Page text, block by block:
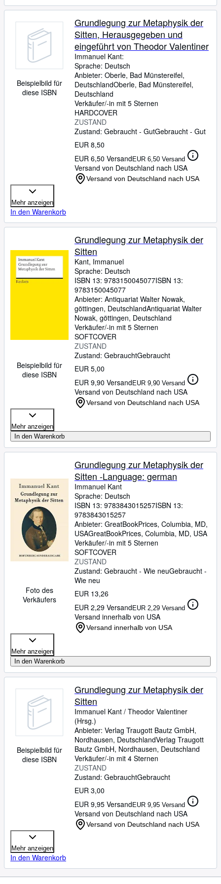
Beispielbild für
diese ISBN
Grundlegung zur Metaphysik der
Sitten, Herausgegeben und
eingeführt von Theodor Valentiner
Immanuel Kant:
Sprache: Deutsch
Anbieter: Oberle, Bad Münstereifel,
DeutschlandOberle, Bad Münstereifel,
Deutschland
Verkäufer/-in mit 5 Sternen
HARDCOVER
ZUSTAND
Zustand: Gebraucht - GutGebraucht - Gut
EUR 8,50
EUR 6,50 VersandEUR 6,50 Versand
Versand von Deutschland nach USA
Versand von Deutschland nach USA
Mehr anzeigen
In den Warenkorb
Beispielbild für
diese ISBN
Grundlegung zur Metaphysik der
Sitten
Kant, Immanuel
Sprache: Deutsch
ISBN 13: 9783150045077ISBN 13:
9783150045077
Anbieter: Antiquariat Walter Nowak,
göttingen, DeutschlandAntiquariat Walter
Nowak, göttingen, Deutschland
Verkäufer/-in mit 5 Sternen
SOFTCOVER
ZUSTAND
Zustand: GebrauchtGebraucht
EUR 5,00
EUR 9,90 VersandEUR 9,90 Versand
Versand von Deutschland nach USA
Versand von Deutschland nach USA
Mehr anzeigen
In den Warenkorb
Foto des
Verkäufers
Grundlegung zur Metaphysik der
Sitten -Language: german
Immanuel Kant
Sprache: Deutsch
ISBN 13: 9783843015257ISBN 13:
9783843015257
Anbieter: GreatBookPrices, Columbia, MD,
USAGreatBookPrices, Columbia, MD, USA
Verkäufer/-in mit 5 Sternen
SOFTCOVER
ZUSTAND
Zustand: Gebraucht - Wie neuGebraucht -
Wie neu
EUR 13,26
EUR 2,29 VersandEUR 2,29 Versand
Versand innerhalb von USA
Versand innerhalb von USA
Mehr anzeigen
In den Warenkorb
Beispielbild für
diese ISBN
Grundlegung zur Metaphysik der
Sitten
Immanuel Kant / Theodor Valentiner
(Hrsg.)
Anbieter: Verlag Traugott Bautz GmbH,
Nordhausen, DeutschlandVerlag Traugott
Bautz GmbH, Nordhausen, Deutschland
Verkäufer/-in mit 4 Sternen
ZUSTAND
Zustand: GebrauchtGebraucht
EUR 3,00
EUR 9,95 VersandEUR 9,95 Versand
Versand von Deutschland nach USA
Versand von Deutschland nach USA
Mehr anzeigen
In den Warenkorb